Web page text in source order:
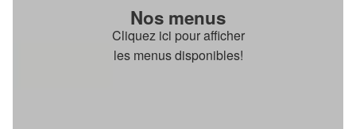
Nos menus
Cliquez ici pour afficher
les menus disponibles!